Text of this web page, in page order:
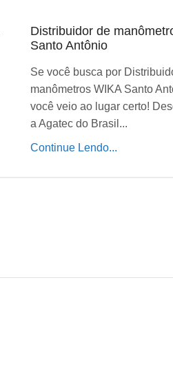
Distribuidor de
Santo Antônio
Se você busca por
manômetros WIKA Santo
você veio ao lugar certo!
a Agatec do Brasil...
Continue Lendo...